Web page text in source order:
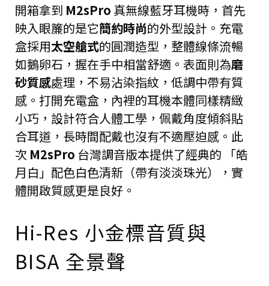
開箱拿到 M2sPro 真無線藍牙耳機時，首先
映入眼簾的是它簡約時尚的外型設計。充電
盒採用太空艙式的圓潤造型，整體線條流暢
如鵝卵石，握在手中相當舒適。表面則為磨
砂質感處理，不易沾染指紋，低調中帶有質
感。打開充電盒，內裡的耳機本體同樣精緻
小巧，設計符合人體工學，佩戴角度傾斜貼
合耳道，長時間配戴也沒有不適壓迫感。此
次 M2sPro 台灣調音版本提供了經典的 「皓
月白」配色白色清新（帶有淡淡珠光），實
體開啟質感更是良好。
Hi-Res 小金標音質與
BISA 全景聲